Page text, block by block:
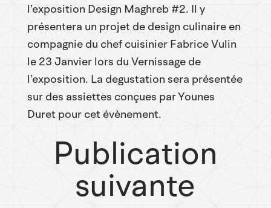
l’exposition Design Maghreb #2. Il y
présentera un projet de design culinaire en
compagnie du chef cuisinier Fabrice Vulin
le 23 Janvier lors du Vernissage de
l’exposition. La degustation sera présentée
sur des assiettes conçues par Younes
Duret pour cet évènement.
Publication
suivante